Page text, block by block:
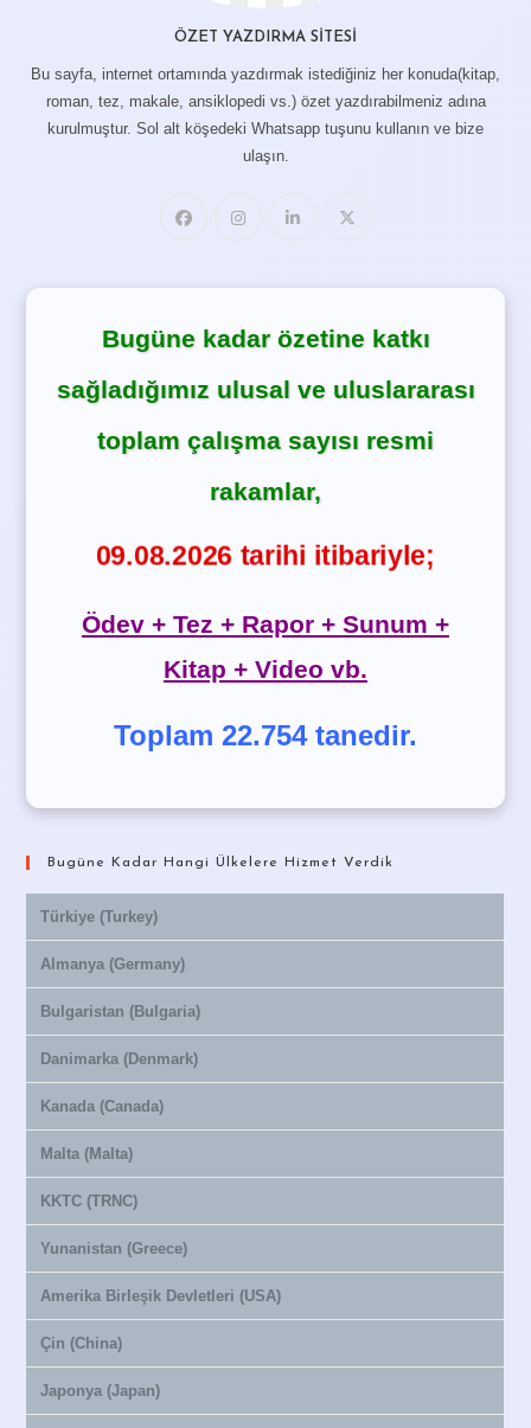
ÖZET YAZDIRMA SITESI
Bu sayfa, internet ortamında yazdırmak istediğiniz her konuda(kitap,
roman, tez, makale, ansiklopedi vs.) özet yazdırabilmeniz adına
kurulmuştur. Sol alt köşedeki Whatsapp tuşunu kullanın ve bize
ulaşın.
Bugüne kadar özetine katkı
sağladığımız ulusal ve uluslararası
toplam çalışma sayısı resmi
rakamlar,
09.08.2026 tarihi itibariyle;
Ödev + Tez + Rapor + Sunum +
Kitap + Video vb.
Toplam 22.754 tanedir.
Bugüne Kadar Hangi Ülkelere Hizmet Verdik
Türkiye (Turkey)
Almanya (Germany)
Bulgaristan (Bulgaria)
Danimarka (Denmark)
Kanada (Canada)
Malta (Malta)
KKTC (TRNC)
Yunanistan (Greece)
Amerika Birleşik Devletleri (USA)
Çin (China)
Japonya (Japan)